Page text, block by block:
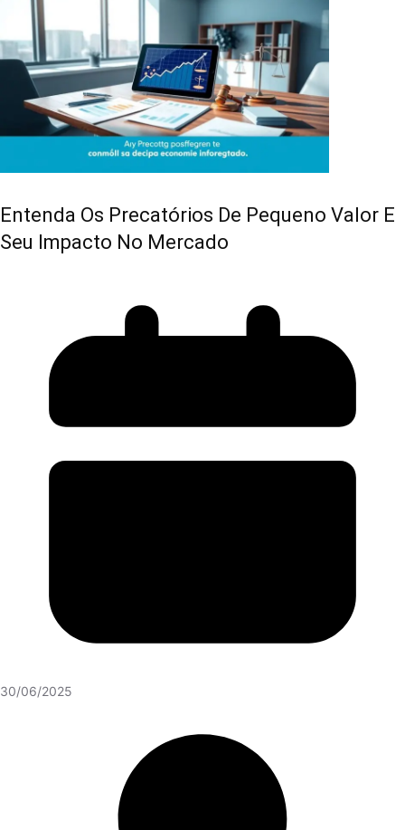
Entenda Os Precatórios De Pequeno Valor E
Seu Impacto No Mercado
30/06/2025